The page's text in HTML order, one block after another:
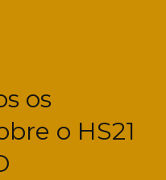
os
o HS21